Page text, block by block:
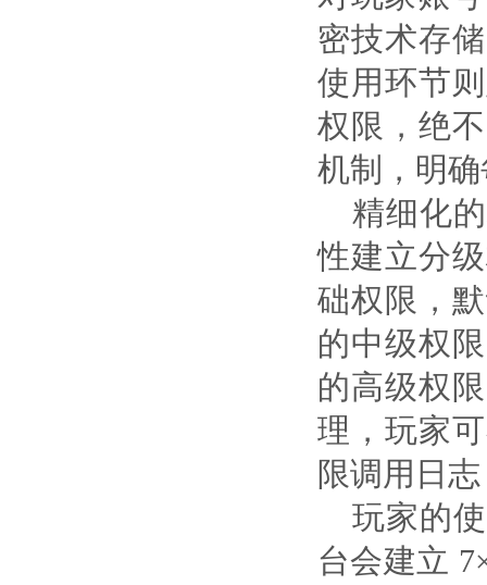
密技术存
使用环节
权限，绝
机制，明
精细化
性建立分
础权限，
的中级权
的高级权
理，玩家
限调用日
玩家的
台会建立